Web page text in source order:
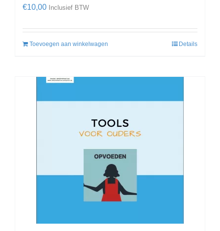
€10,00 Inclusief BTW
Toevoegen aan winkelwagen Details